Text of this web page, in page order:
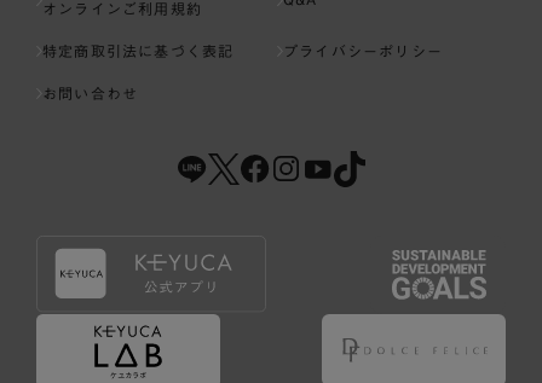
オンラインご利用規約
特定商取引法に基づく表記 プライバシーポリシー
お問い合わせ